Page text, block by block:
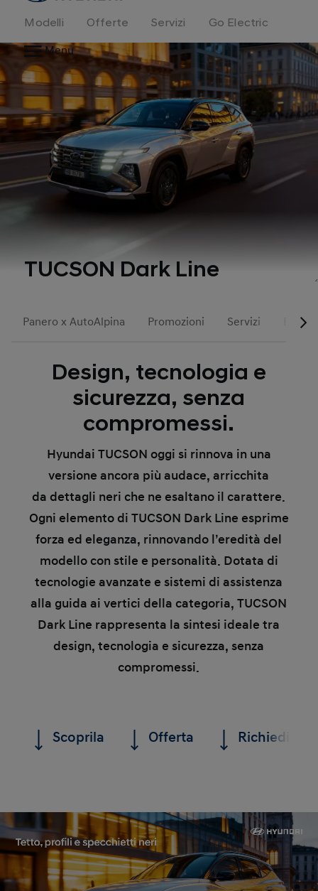
Modelli Offerte Servizi
Go Electric
Menu
TUCSON Dark Line
Panero x AutoAlpina Promozioni Servizi
Design, tecnologia e
sicurezza, senza
compromessi.
Hyundai TUCSON oggi si rinnova in una
versioneancora più audace, arricchita
da dettagli neri che ne esaltano il carattere.
Ogni elemento di TUCSON Dark Line esprime
forza ed eleganza, rinnovando l’eredità del
modello con stile e personalità. Dotata di
tecnologie avanzate e sistemi di assistenza
alla guida ai vertici della categoria, TUCSON
Dark Line rappresenta la sintesi ideale tra
design, tecnologia e sicurezza, senza
compromessi.
Scoprila Offerta Richiedi un